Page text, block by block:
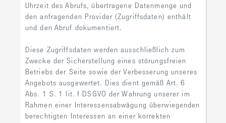
Uhrzeit des Abrufs, übertragene Datenmenge und
den anfragenden Provider (Zugriffsdaten) enthält
und den Abruf dokumentiert.
Diese Zugriffsdaten werden ausschließlich zum
Zwecke der Sicherstellung eines störungsfreien
Betriebs der Seite sowie der Verbesserung unseres
Angebots ausgewertet. Dies dient gemäß Art. 6
Abs. 1 S. 1 lit. f DSGVO der Wahrung unserer im
Rahmen einer Interessensabwägung überwiegenden
berechtigten Interessen an einer korrekten